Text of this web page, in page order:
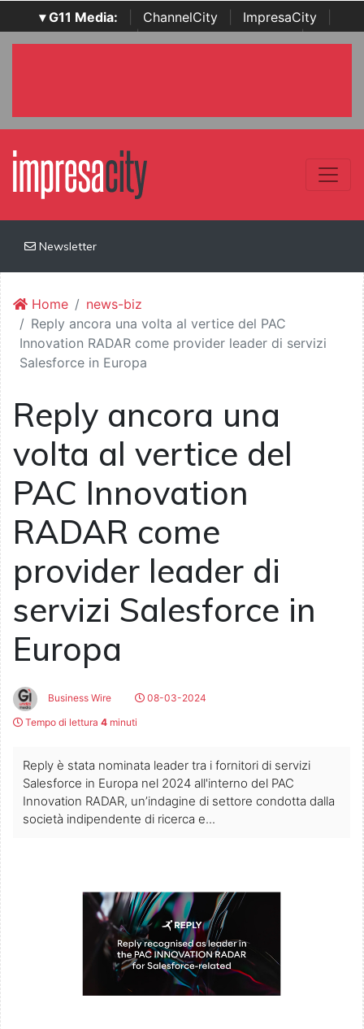
▾ G11 Media: ChannelCity ImpresaCity
SecurityOpenLab | Italian Channel Awards | Italian
Newsletter
Home
news-biz
Reply ancora una volta al vertice del PAC
Innovation RADAR come provider leader di servizi
Salesforce in Europa
Reply ancora una
volta al vertice del
PAC Innovation
RADAR come
provider leader di
servizi Salesforce in
Europa
Business Wire
08-03-2024
Tempo di lettura 4 minuti
Reply è stata nominata leader tra i fornitori di servizi
Salesforce in Europa nel 2024 all'interno del PAC
Innovation RADAR, un’indagine di settore condotta dalla
società indipendente di ricerca e...